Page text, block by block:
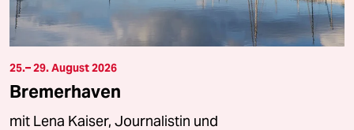
25.– 29. August 2026
Bremerhaven
mit Lena Kaiser, Journalistin und